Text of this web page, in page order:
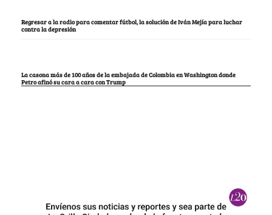
Regresar a la radio para comentar fútbol, la solución de Iván Mejía para luchar
contra la depresión
La casona más de 100 años de la embajada de Colombia en Washington donde
Petro afinó su cara a cara con Trump